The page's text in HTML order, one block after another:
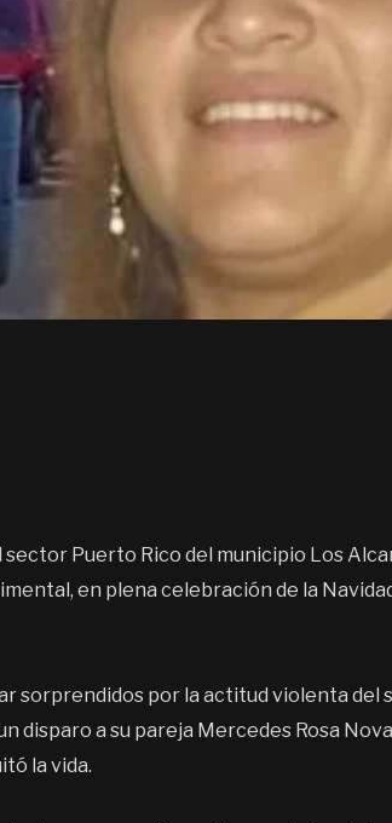
Puerto Rico del municipio Los
en plena celebración de la
sorprendidos por la actitud violenta del
disparo a su pareja Mercedes Rosa
la vida.